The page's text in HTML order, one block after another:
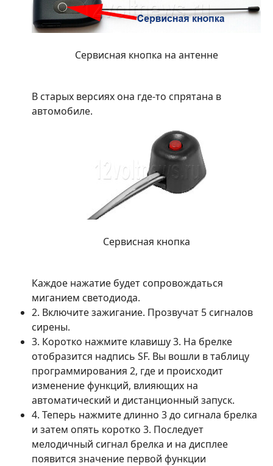
Сервисная кнопка на антенне
В старых версиях она где-то спрятана в
автомобиле.
Сервисная кнопка
Каждое нажатие будет сопровождаться
миганием светодиода.
2. Включите зажигание. Прозвучат 5 сигналов
сирены.
3. Коротко нажмите клавишу 3. На брелке
отобразится надпись SF. Вы вошли в таблицу
программирования 2, где и происходит
изменение функций, влияющих на
автоматический и дистанционный запуск.
4. Теперь нажмите длинно 3 до сигнала брелка
и затем опять коротко 3. Последует
мелодичный сигнал брелка и на дисплее
появится значение первой функции